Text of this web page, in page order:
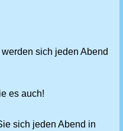
sich jeden Abend
es auch!
sich jeden Abend in